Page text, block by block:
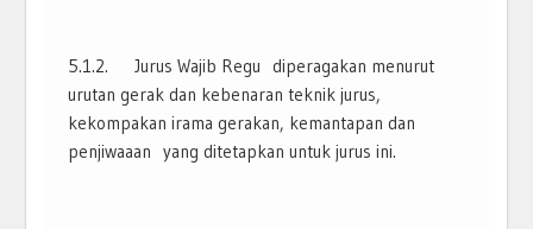
5.1.2. Jurus Wajib Regu diperagakan menurut
urutan gerak dan kebenaran teknik jurus,
kekompakan irama gerakan, kemantapan dan
penjiwaaan yang ditetapkan untuk jurus ini.